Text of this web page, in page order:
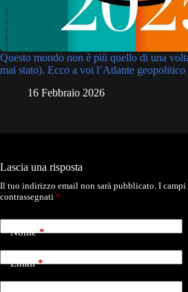
Questo mondo non è più quello di una
mai stato). Ecco a voi l’Atlante geopolitico
16 Febbraio 2026
Lascia una risposta
Il tuo indirizzo email non sarà pubblicato. I
contrassegnati *
Nome*
Email*